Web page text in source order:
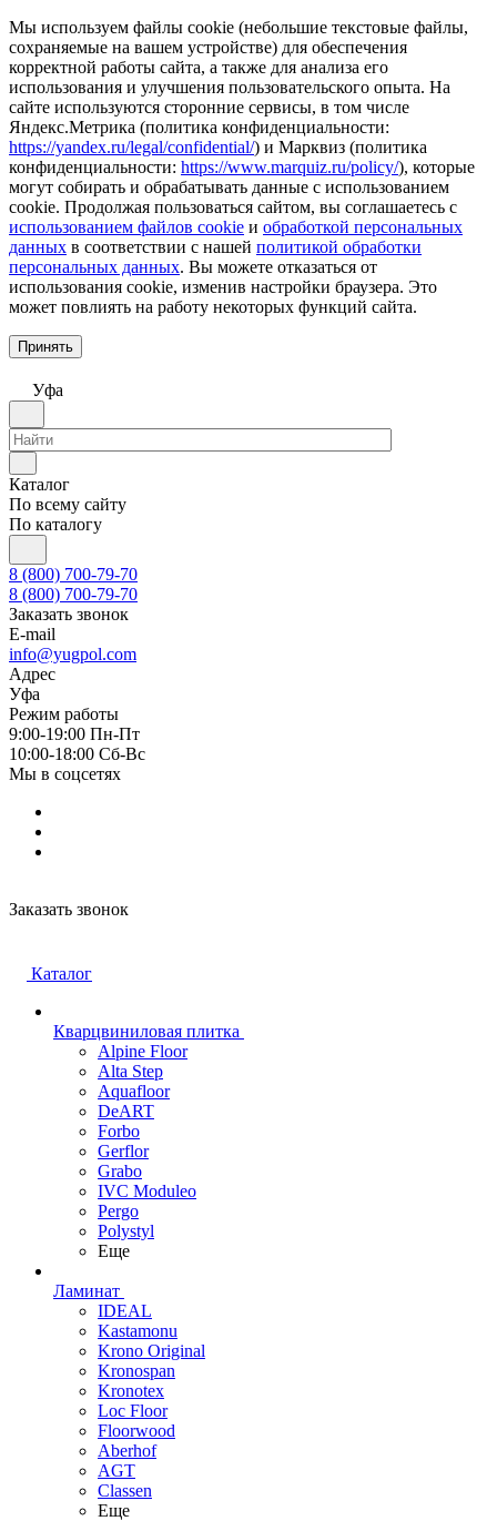
Мы используем файлы cookie (небольшие текстовые файлы,
сохраняемые на вашем устройстве) для обеспечения
корректной работы сайта, а также для анализа его
использования и улучшения пользовательского опыта. На
сайте используются сторонние сервисы, в том числе
Яндекс.Метрика (политика конфиденциальности:
https://yandex.ru/legal/confidential/) и Марквиз (политика
конфиденциальности: https://www.marquiz.ru/policy/), которые
могут собирать и обрабатывать данные с использованием
cookie. Продолжая пользоваться сайтом, вы соглашаетесь с
использованием файлов cookie и обработкой персональных
данных в соответствии с нашей политикой обработки
персональных данных. Вы можете отказаться от
использования cookie, изменив настройки браузера. Это
может повлиять на работу некоторых функций сайта.
Принять
Уфа
Каталог
По всему сайту
По каталогу
8 (800) 700-79-70
8 (800) 700-79-70
Заказать звонок
E-mail
info@yugpol.com
Адрес
Уфа
Режим работы
9:00-19:00 Пн-Пт
10:00-18:00 Cб-Вс
Мы в соцсетях
Заказать звонок
Каталог
Кварцвиниловая плитка
Alpine Floor
Alta Step
Aquafloor
DeART
Forbo
Gerflor
Grabo
IVC Moduleo
Pergo
Polystyl
Еще
Ламинат
IDEAL
Kastamonu
Krono Original
Kronospan
Kronotex
Loc Floor
Floorwood
Aberhof
AGT
Classen
Еще